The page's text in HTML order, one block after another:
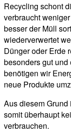
Recycling schont
verbraucht
besser der Müll
wiederverwertet
Dünger oder Erde
besonders gut
benötigen wir
neue Produkte
Aus diesem Grund
somit überhaupt
verbrauchen.